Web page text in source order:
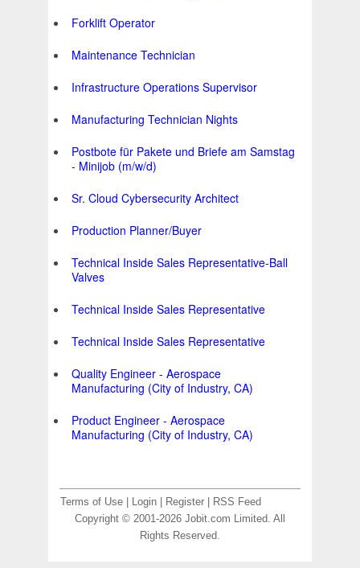
Forklift Operator
Maintenance Technician
Infrastructure Operations Supervisor
Manufacturing Technician Nights
Postbote für Pakete und Briefe am Samstag
- Minijob (m/w/d)
Sr. Cloud Cybersecurity Architect
Production Planner/Buyer
Technical Inside Sales Representative-Ball
Valves
Technical Inside Sales Representative
Technical Inside Sales Representative
Quality Engineer - Aerospace
Manufacturing (City of Industry, CA)
Product Engineer - Aerospace
Manufacturing (City of Industry, CA)
Terms of Use Login Register
RSS Feed
Copyright © 2001-2026 Jobit.com Limited. All
Rights Reserved.